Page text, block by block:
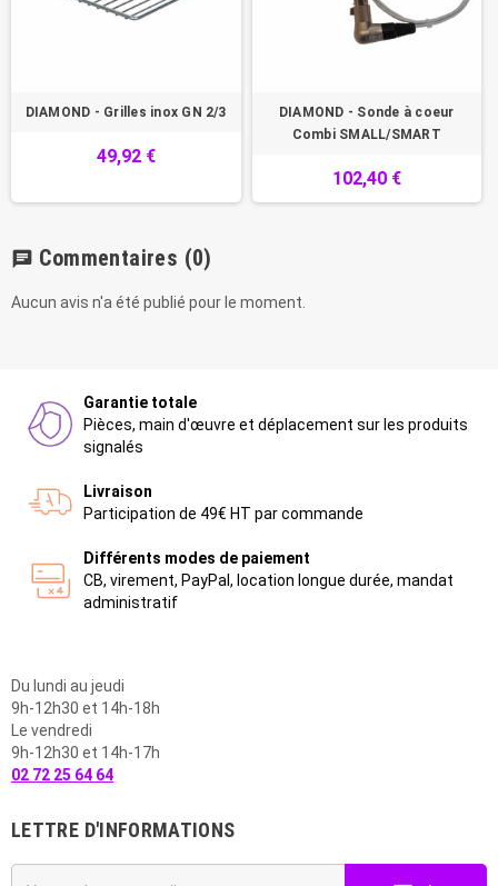
DIAMOND - Grilles inox GN 2/3
49,92 €
DIAMOND - Sonde à coeur
Combi SMALL/SMART
102,40 €
chat Commentaires (0)
Aucun avis n'a été publié pour le moment.
Garantie totale
Pièces, main d'œuvre et déplacement sur les produits
signalés
Livraison
Participation de 49€ HT par commande
Différents modes de paiement
CB, virement, PayPal, location longue durée, mandat
administratif
Du lundi au jeudi
9h-12h30 et 14h-18h
Le vendredi
9h-12h30 et 14h-17h
02 72 25 64 64
LETTRE D'INFORMATIONS